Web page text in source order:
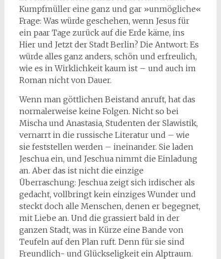
Kumpfmüller eine ganz und gar »unmögliche«
Frage: Was würde geschehen, wenn Jesus für
ein paar Tage zurück auf die Erde käme, ins
Hier und Jetzt der Stadt Berlin? Die Antwort: Es
würde alles ganz anders, schön und erfreulich,
wie es in Wirklichkeit kaum ist – und auch im
Roman nicht von Dauer.
Wenn man göttlichen Beistand anruft, hat das
normalerweise keine Folgen. Nicht so bei
Mischa und Anastasia, Studenten der Slawistik,
vernarrt in die russische Literatur und – wie
sie feststellen werden – ineinander. Sie laden
Jeschua ein, und Jeschua nimmt die Einladung
an. Aber das ist nicht die einzige
Überraschung: Jeschua zeigt sich irdischer als
gedacht, vollbringt kein einziges Wunder und
steckt doch alle Menschen, denen er begegnet,
mit Liebe an. Und die grassiert bald in der
ganzen Stadt, was in Kürze eine Bande von
Teufeln auf den Plan ruft. Denn für sie sind
Freundlich- und Glückseligkeit ein Alptraum.